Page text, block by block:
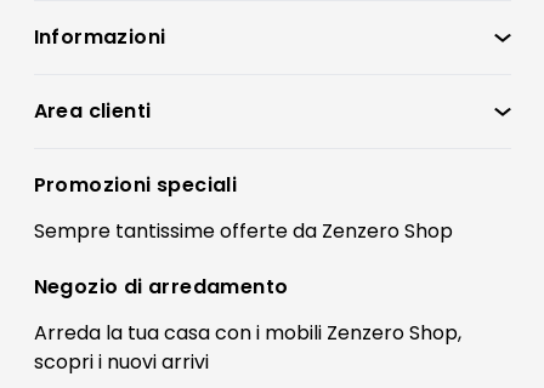
Informazioni
Condizioni di vendita
Preferenze Cookies
Termini e condizioni
Contatti
FAQ
Pagamenti
Area clienti
Registrati
Il mio account
Promozioni speciali
Sempre tantissimeofferteda Zenzero Shop
Negozio di arredamento
Arreda la tua casa con i mobili Zenzero Shop,
scopri i nuovi arrivi